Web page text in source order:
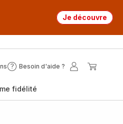
Je découvre
Besoin d'aide ?
Besoin
?
Mon
fidélité